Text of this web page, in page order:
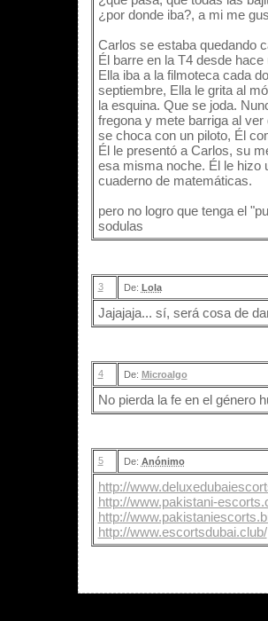
¿por donde iba?, a mi me
Carlos se estaba quedando
Él barre en la T4 desde
Ella iba a la filmoteca cada
septiembre, Ella le grita al
la esquina. Que se joda.
fregona y mete barriga al
se choca con un piloto, Él
Él le presentó a Carlos, su
esa misma noche. Él le hizo
cuaderno de matemáticas.
pero no logro que tenga el
sodulas
3 De: Lola
Jajajaja... sí, será cosa de
4 De: Microalgo
No pierda la fe en el género
5 De: Anónimo
http://
http://www.pakistani-
http://
http://www.escortsdubai.club/